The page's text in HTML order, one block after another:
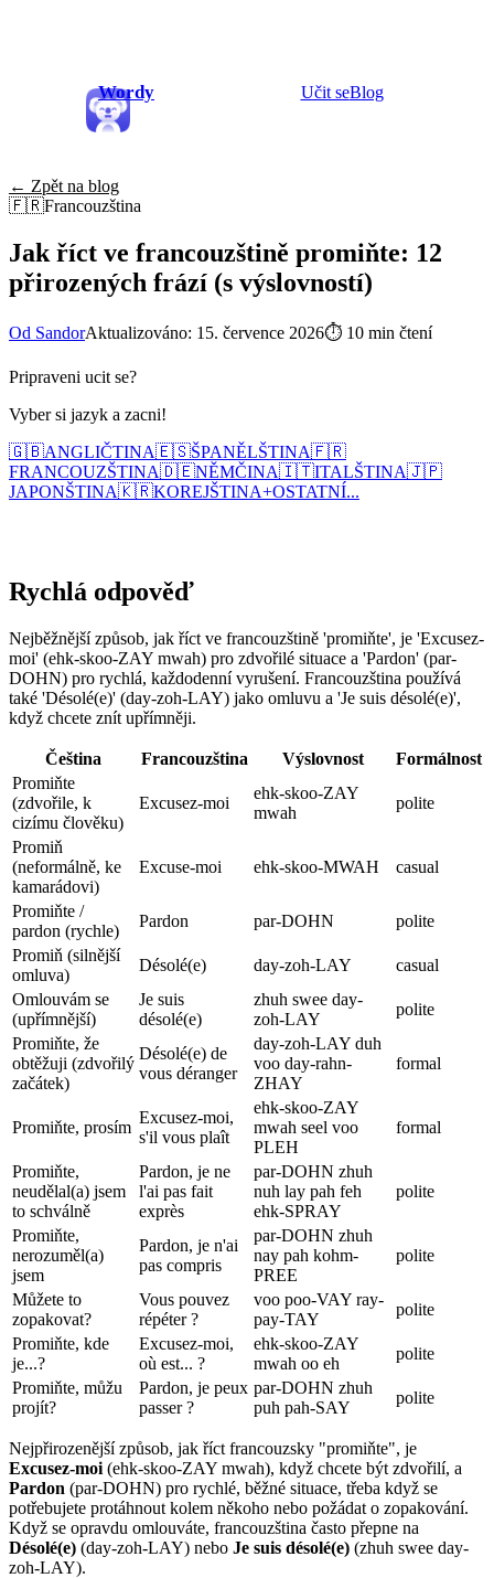
Wordy Učit seBlog
← Zpět na blog
🇫🇷Francouzština
Jak říct ve francouzštině promiňte: 12
přirozených frází (s výslovností)
Od SandorAktualizováno: 15. července 2026⏱ 10 min čtení
Pripraveni ucit se?
Vyber si jazyk a zacni!
🇬🇧ANGLIČTINA🇪🇸ŠPANĚLŠTINA🇫🇷
FRANCOUZŠTINA🇩🇪NĚMČINA🇮🇹ITALŠTINA🇯🇵
JAPONŠTINA🇰🇷KOREJŠTINA+OSTATNÍ...
Rychlá odpověď
Nejběžnější způsob, jak říct ve francouzštině 'promiňte', je 'Excusez-
moi' (ehk-skoo-ZAY mwah) pro zdvořilé situace a 'Pardon' (par-
DOHN) pro rychlá, každodenní vyrušení. Francouzština používá
také 'Désolé(e)' (day-zoh-LAY) jako omluvu a 'Je suis désolé(e)',
když chcete znít upřímněji.
Čeština Francouzština Výslovnost
Formálnost
Promiňte
(zdvořile, k
cizímu člověku)
Excusez-moi
ehk-skoo-ZAY
mwah
polite
Promiň
(neformálně, ke
kamarádovi)
Excuse-moi ehk-skoo-MWAH casual
Promiňte /
pardon (rychle)
Pardon par-DOHN
polite
Promiň (silnější
omluva)
Désolé(e) day-zoh-LAY
casual
Omlouvám se
(upřímnější)
Je suis
désolé(e)
zhuh swee day-
zoh-LAY
polite
Promiňte, že
obtěžuji (zdvořilý
začátek)
Désolé(e) de
vous déranger
day-zoh-LAY duh
voo day-rahn-
ZHAY
formal
Promiňte, prosím
Excusez-moi,
s'il vous plaît
ehk-skoo-ZAY
mwah seel voo
PLEH
formal
Promiňte,
neudělal(a) jsem
to schválně
Pardon, je ne
l'ai pas fait
exprès
par-DOHN zhuh
nuh lay pah feh
ehk-SPRAY
polite
Promiňte,
nerozuměl(a)
jsem
Pardon, je n'ai
pas compris
par-DOHN zhuh
nay pah kohm-
PREE
polite
Můžete to
zopakovat?
Vous pouvez
répéter ?
voo poo-VAY ray-
pay-TAY
polite
Promiňte, kde
je...?
Excusez-moi,
où est... ?
ehk-skoo-ZAY
mwah oo eh
polite
Promiňte, můžu
projít?
Pardon, je peux
passer ?
par-DOHN zhuh
puh pah-SAY
polite
Nejpřirozenější způsob, jak říct francouzsky "promiňte", je
Excusez-moi (ehk-skoo-ZAY mwah), když chcete být zdvořilí, a
Pardon (par-DOHN) pro rychlé, běžné situace, třeba když se
potřebujete protáhnout kolem někoho nebo požádat o zopakování.
Když se opravdu omlouváte, francouzština často přepne na
Désolé(e) (day-zoh-LAY) nebo Je suis désolé(e) (zhuh swee day-
zoh-LAY).